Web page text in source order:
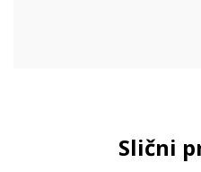
Slični